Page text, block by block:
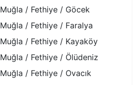
Muğla / Fethiye / Göcek
Muğla / Fethiye / Faralya
Muğla / Fethiye / Kayaköy
Muğla / Fethiye / Ölüdeniz
Muğla / Fethiye / Ovacık